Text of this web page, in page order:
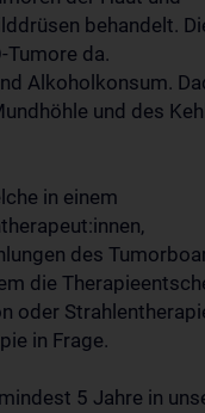
behandelt.
Tumore da.
Alkoholkonsum.
und des
in einem
des
die
oder
in Frage.
5 Jahre in